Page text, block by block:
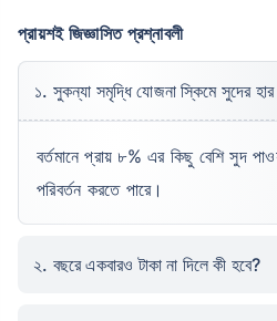
প্রায়শই জিজ্ঞাসিত প্রশ্নাবলী
১. সুকন্যা সমৃদ্ধি যোজনা স্কিমে সুদের
বর্তমানে প্রায় ৮% এর কিছু বেশি সুদ
পরিবর্তন করতে পারে।
২. বছরে একবারও টাকা না দিলে কী হবে?